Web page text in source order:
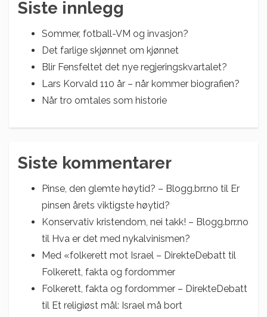
Siste innlegg
Sommer, fotball-VM og invasjon?
Det farlige skjønnet om kjønnet
Blir Fensfeltet det nye regjeringskvartalet?
Lars Korvald 110 år – når kommer biografien?
Når tro omtales som historie
Siste kommentarer
Pinse, den glemte høytid? – Blogg.brr.no til Er
pinsen årets viktigste høytid?
Konservativ kristendom, nei takk! – Blogg.brr.no
til Hva er det med nykalvinismen?
Med «folkerett mot Israel – DirekteDebatt til
Folkerett, fakta og fordommer
Folkerett, fakta og fordommer – DirekteDebatt
til Et religiøst mål: Israel må bort